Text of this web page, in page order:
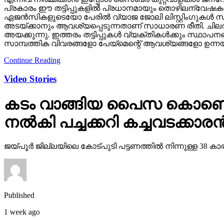
പ്രകാരം ഈ തട്ടിപ്പുകളില്‍ പ്രധാനമായും
ഏജന്‍സികളുടെയോ പേരില്‍ വ്യാജ ജോലി ലിസ്റ്റിംഗുകള്‍
അടയ്ക്കാനും ആവശ്യപ്പെടുന്നതാണ് സാധാരണ രീതി.
അയക്കുന്നു. ഇത്തരം തട്ടിപ്പുകള്‍ വ്യക്തികള്‍ക്കും
സാമ്പത്തിക വിവരങ്ങളോ പേയ്‌മെന്റെ് ആവശ്യങ്ങളോ
Continue Reading
Video Stories
കടം വാങ്ങിയ പൈസ
നല്‍കി പച്ചക്കറി
ജയ്പൂര്‍ ജില്ലയിലെ കോട്പുടി പട്ടണത്തില്‍ നിന്നുള്ള 38
Published
1 week ago